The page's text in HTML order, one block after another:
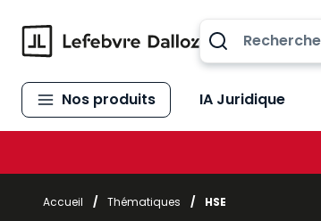
Nos produits IA Juridique
Accueil / Thématiques / HSE